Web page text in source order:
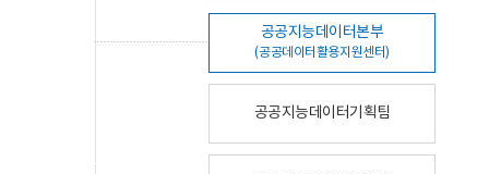
공공지능데이터본부
(공공데이터활용지원센터)
공공지능데이터기획팀